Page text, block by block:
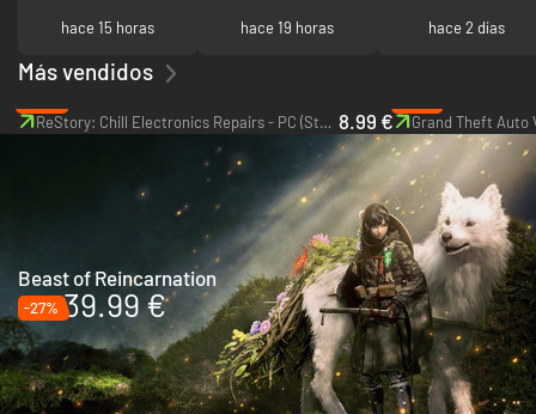
hace 15 horas
hace 19 horas
hace 2 días
Más vendidos
ReStory: Chill Electronics Repairs - PC (Steam) 8.99 €
Beast of Reincarnation
-27% 39.99 €